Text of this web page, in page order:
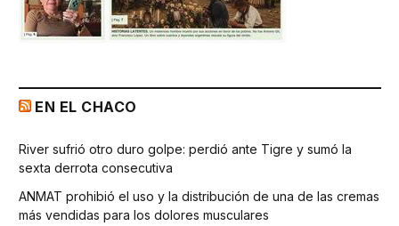
EN EL CHACO
River sufrió otro duro golpe: perdió ante Tigre y sumó la
sexta derrota consecutiva
ANMAT prohibió el uso y la distribución de una de las cremas
más vendidas para los dolores musculares